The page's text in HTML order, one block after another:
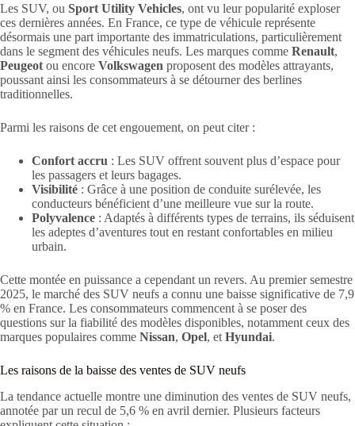
Les SUV, ou Sport Utility Vehicles, ont vu leur popularité exploser
ces dernières années. En France, ce type de véhicule représente
désormais une part importante des immatriculations, particulièrement
dans le segment des véhicules neufs. Les marques comme Renault,
Peugeot ou encore Volkswagen proposent des modèles attrayants,
poussant ainsi les consommateurs à se détourner des berlines
traditionnelles.
Parmi les raisons de cet engouement, on peut citer :
Confort accru : Les SUV offrent souvent plus d’espace pour
les passagers et leurs bagages.
Visibilité : Grâce à une position de conduite surélevée, les
conducteurs bénéficient d’une meilleure vue sur la route.
Polyvalence : Adaptés à différents types de terrains, ils séduisent
les adeptes d’aventures tout en restant confortables en milieu
urbain.
Cette montée en puissance a cependant un revers. Au premier semestre
2025, le marché des SUV neufs a connu une baisse significative de 7,9
% en France. Les consommateurs commencent à se poser des
questions sur la fiabilité des modèles disponibles, notamment ceux des
marques populaires comme Nissan, Opel, et Hyundai.
Les raisons de la baisse des ventes de SUV neufs
La tendance actuelle montre une diminution des ventes de SUV neufs,
annotée par un recul de 5,6 % en avril dernier. Plusieurs facteurs